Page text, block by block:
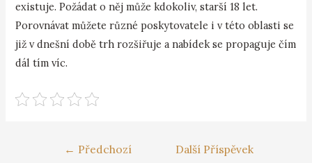
existuje. Požádat o něj může kdokoliv, starší 18 let.
Porovnávat můžete různé poskytovatele i v této oblasti se
již v dnešní době trh rozšiřuje a nabídek se propaguje čím
dál tím víc.
← Předchozí
Další Příspěvek